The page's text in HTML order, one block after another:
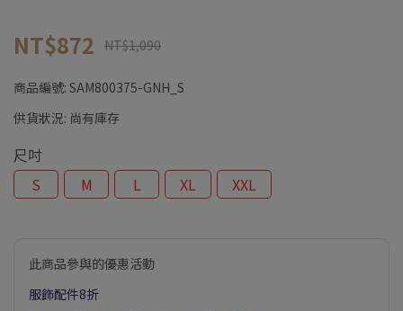
NT$872 NT$1,090
商品編號: SAM800375-GNH_S
供貨狀況: 尚有庫存
尺吋
S
M L XL XXL
此商品參與的優惠活動
服飾配件8折